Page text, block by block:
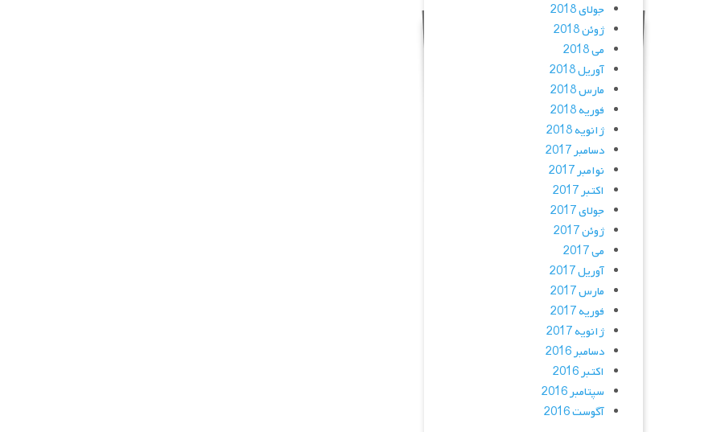
جولای 2018
ژوئن 2018
می 2018
آوریل 2018
مارس 2018
فوریه 2018
ژانویه 2018
دسامبر 2017
نوامبر 2017
اکتبر 2017
جولای 2017
ژوئن 2017
می 2017
آوریل 2017
مارس 2017
فوریه 2017
ژانویه 2017
دسامبر 2016
اکتبر 2016
سپتامبر 2016
آگوست 2016